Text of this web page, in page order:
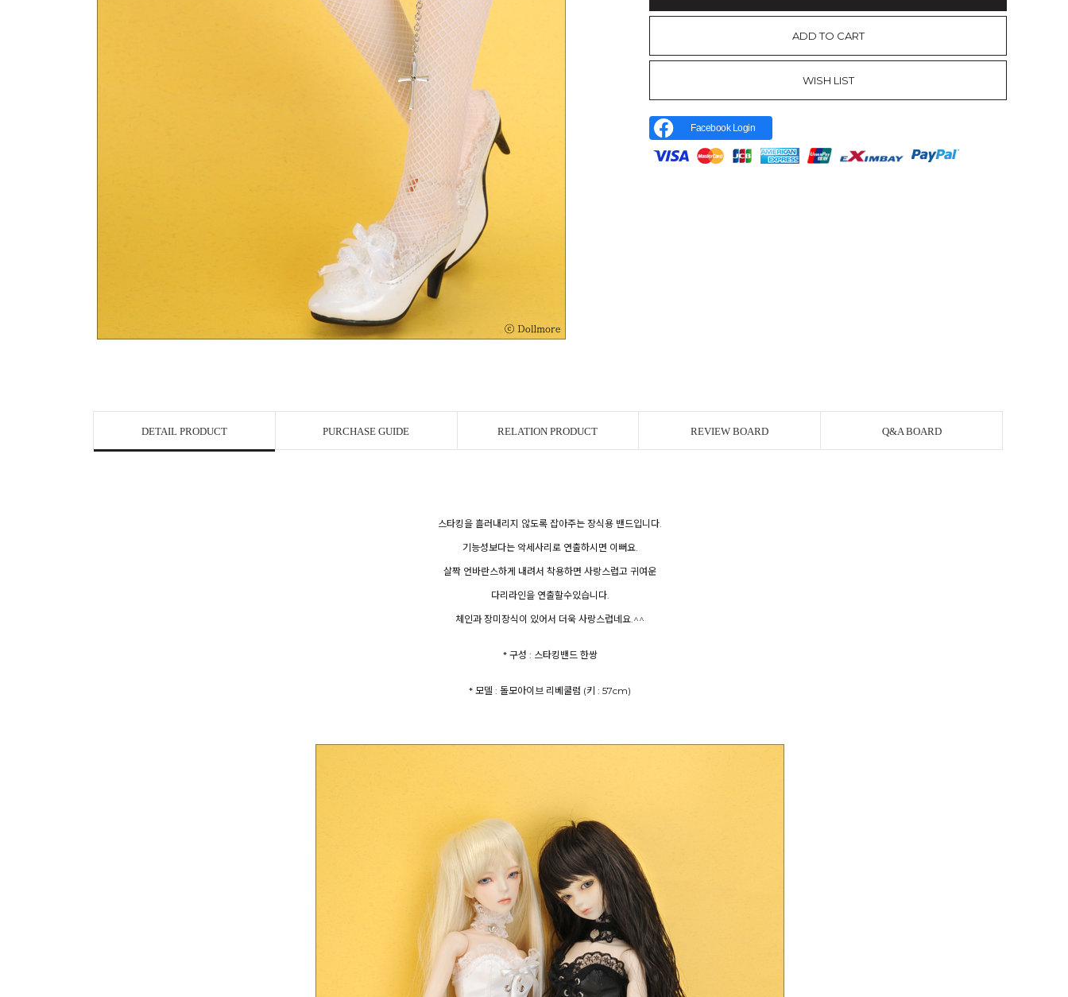
ADD TO CART
WISH LIST
Facebook Login
DETAIL PRODUCT PURCHASE GUIDE RELATION PRODUCT REVIEW BOARD Q&A BOARD
스타킹을 흘러내리지 않도록 잡아주는 장식용 밴드입니다.
기능성보다는 악세사리로 연출하시면 이뻐요.
살짝 언바란스하게 내려서 착용하면 사랑스럽고 귀여운
다리라인을 연출할수있습니다.
체인과 장미장식이 있어서 더욱 사랑스럽네요.^^
* 구성 : 스타킹밴드 한쌍
* 모델 : 돌모아이브 리베쿨럼 (키 : 57cm)